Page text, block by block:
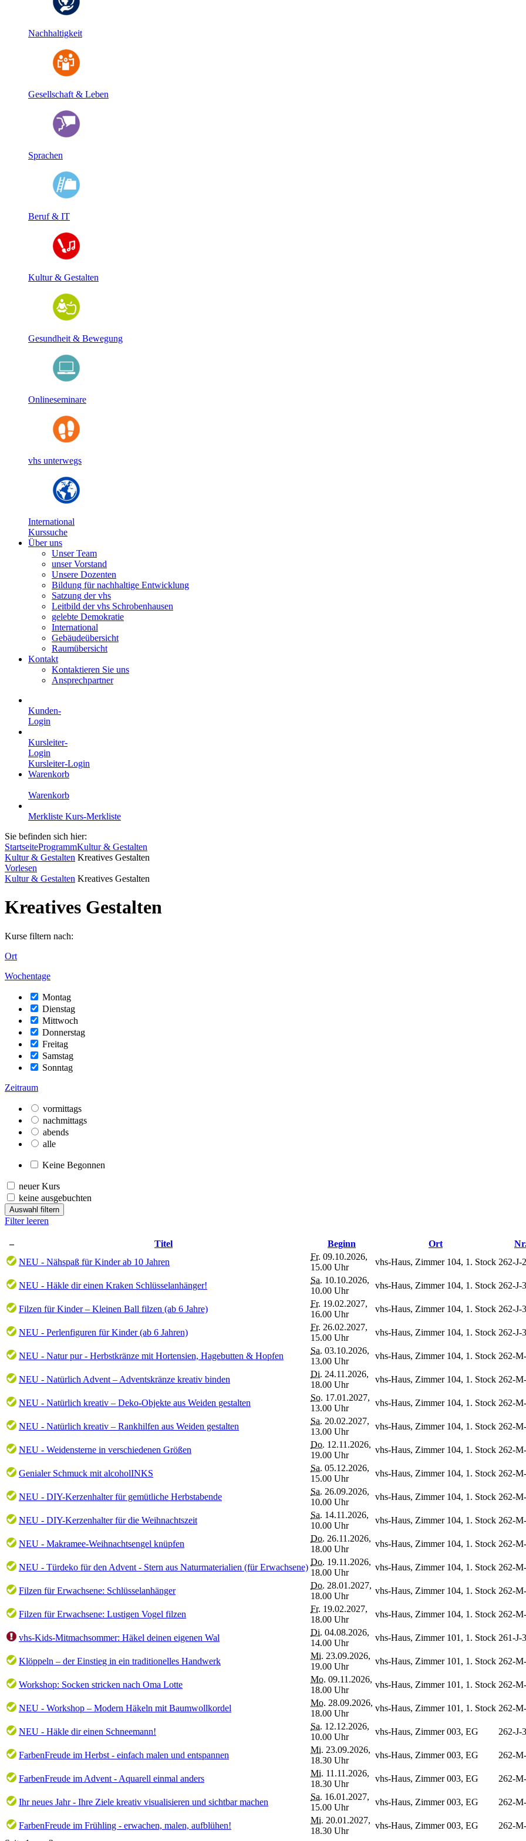
Nachhaltigkeit
Gesellschaft & Leben
Sprachen
Beruf & IT
Kultur & Gestalten
Gesundheit & Bewegung
Onlineseminare
vhs unterwegs
International
Kurssuche
Über uns
Unser Team
unser Vorstand
Unsere Dozenten
Bildung für nachhaltige Entwicklung
Satzung der vhs
Leitbild der vhs Schrobenhausen
gelebte Demokratie
International
Gebäudeübersicht
Raumübersicht
Kontakt
Kontaktieren Sie uns
Ansprechpartner
Kunden-
Login
Kursleiter-
Login
Kursleiter-Login
Warenkorb
Warenkorb
Merkliste Kurs-Merkliste
Sie befinden sich hier:
StartseiteProgrammKultur & Gestalten
Kultur & Gestalten Kreatives Gestalten
Vorlesen
Kultur & Gestalten Kreatives Gestalten
Kreatives Gestalten
Kurse filtern nach:
Ort
Wochentage
Montag
Dienstag
Mittwoch
Donnerstag
Freitag
Samstag
Sonntag
Zeitraum
vormittags
nachmittags
abends
alle
Keine Begonnen
neuer Kurs
keine ausgebuchten
Auswahl filtern
Filter leeren
– Titel Beginn Ort
NEU - Nähspaß für Kinder ab 10 Jahren
Fr. 09.10.2026,
15.00 Uhr
vhs-Haus, Zimmer 104, 1. Stock 262-J-
NEU - Häkle dir einen Kraken Schlüsselanhänger!
Sa. 10.10.2026,
10.00 Uhr
vhs-Haus, Zimmer 104, 1. Stock 262-J-
Filzen für Kinder – Kleinen Ball filzen (ab 6 Jahre)
Fr. 19.02.2027,
16.00 Uhr
vhs-Haus, Zimmer 104, 1. Stock 262-J-
NEU - Perlenfiguren für Kinder (ab 6 Jahren)
Fr. 26.02.2027,
15.00 Uhr
vhs-Haus, Zimmer 104, 1. Stock 262-J-
NEU - Natur pur - Herbstkränze mit Hortensien, Hagebutten & Hopfen
Sa. 03.10.2026,
13.00 Uhr
vhs-Haus, Zimmer 104, 1. Stock 262-
NEU - Natürlich Advent – Adventskränze kreativ binden
Di. 24.11.2026,
18.00 Uhr
vhs-Haus, Zimmer 104, 1. Stock 262-
NEU - Natürlich kreativ – Deko-Objekte aus Weiden gestalten
So. 17.01.2027,
13.00 Uhr
vhs-Haus, Zimmer 104, 1. Stock 262-
NEU - Natürlich kreativ – Rankhilfen aus Weiden gestalten
Sa. 20.02.2027,
13.00 Uhr
vhs-Haus, Zimmer 104, 1. Stock 262-
NEU - Weidensterne in verschiedenen Größen
Do. 12.11.2026,
19.00 Uhr
vhs-Haus, Zimmer 104, 1. Stock 262-
Genialer Schmuck mit alcoholINKS
Sa. 05.12.2026,
15.00 Uhr
vhs-Haus, Zimmer 104, 1. Stock 262-
NEU - DIY-Kerzenhalter für gemütliche Herbstabende
Sa. 26.09.2026,
10.00 Uhr
vhs-Haus, Zimmer 104, 1. Stock 262-
NEU - DIY-Kerzenhalter für die Weihnachtszeit
Sa. 14.11.2026,
10.00 Uhr
vhs-Haus, Zimmer 104, 1. Stock 262-
NEU - Makramee-Weihnachtsengel knüpfen
Do. 26.11.2026,
18.00 Uhr
vhs-Haus, Zimmer 104, 1. Stock 262-
NEU - Türdeko für den Advent - Stern aus Naturmaterialien (für Erwachsene)
Do. 19.11.2026,
18.00 Uhr
vhs-Haus, Zimmer 104, 1. Stock 262-
Filzen für Erwachsene: Schlüsselanhänger
Do. 28.01.2027,
18.00 Uhr
vhs-Haus, Zimmer 104, 1. Stock 262-
Filzen für Erwachsene: Lustigen Vogel filzen
Fr. 19.02.2027,
18.00 Uhr
vhs-Haus, Zimmer 104, 1. Stock 262-
vhs-Kids-Mitmachsommer: Häkel deinen eigenen Wal
Di. 04.08.2026,
14.00 Uhr
vhs-Haus, Zimmer 101, 1. Stock 261-J-
Klöppeln – der Einstieg in ein traditionelles Handwerk
Mi. 23.09.2026,
19.00 Uhr
vhs-Haus, Zimmer 101, 1. Stock 262-
Workshop: Socken stricken nach Oma Lotte
Mo. 09.11.2026,
18.00 Uhr
vhs-Haus, Zimmer 101, 1. Stock 262-
NEU - Workshop – Modern Häkeln mit Baumwollkordel
Mo. 28.09.2026,
18.00 Uhr
vhs-Haus, Zimmer 101, 1. Stock 262-
NEU - Häkle dir einen Schneemann!
Sa. 12.12.2026,
10.00 Uhr
vhs-Haus, Zimmer 003, EG 262-J-
FarbenFreude im Herbst - einfach malen und entspannen
Mi. 23.09.2026,
18.30 Uhr
vhs-Haus, Zimmer 003, EG 262-
FarbenFreude im Advent - Aquarell einmal anders
Mi. 11.11.2026,
18.30 Uhr
vhs-Haus, Zimmer 003, EG 262-
Ihr neues Jahr - Ihre Ziele kreativ visualisieren und sichtbar machen
Sa. 16.01.2027,
15.00 Uhr
vhs-Haus, Zimmer 003, EG 262-
FarbenFreude im Frühling - erwachen, malen, aufblühen!
Mi. 20.01.2027,
18.30 Uhr
vhs-Haus, Zimmer 003, EG
262-